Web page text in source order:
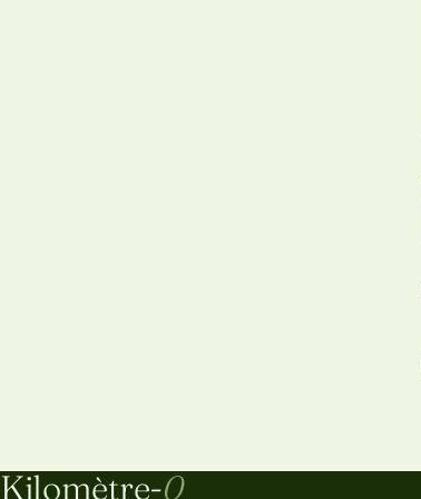
Kilomètre-0